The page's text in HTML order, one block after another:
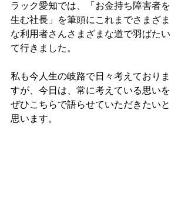
ラック愛知では、「お金持ち障害者を
生む社長」を筆頭にこれまでさまざま
な利用者さんさまざまな道で羽ばたい
て行きました。
私も今人生の岐路で日々考えておりま
すが、今日は、常に考えている思いを
ぜひこちらで語らせていただきたいと
思います。